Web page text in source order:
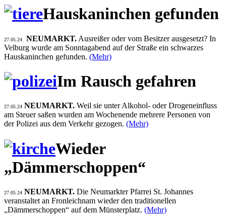
Hauskaninchen gefunden
27.05.24 NEUMARKT. Ausreißer oder vom Besitzer ausgesetzt? In
Velburg wurde am Sonntagabend auf der Straße ein schwarzes
Hauskaninchen gefunden. (Mehr)
Im Rausch gefahren
27.05.24 NEUMARKT. Weil sie unter Alkohol- oder Drogeneinfluss
am Steuer saßen wurden am Wochenende mehrere Personen von
der Polizei aus dem Verkehr gezogen. (Mehr)
Wieder
„Dämmerschoppen“
27.05.24 NEUMARKT. Die Neumarkter Pfarrei St. Johannes
veranstaltet an Fronleichnam wieder den traditionellen
„Dämmerschoppen“ auf dem Münsterplatz. (Mehr)